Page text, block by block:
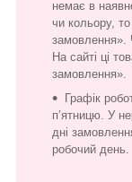
немає в
чи кольору,
замовлення».
На сайті ці
замовлення».
Графік
п’ятницю. У
дні
робочий день.